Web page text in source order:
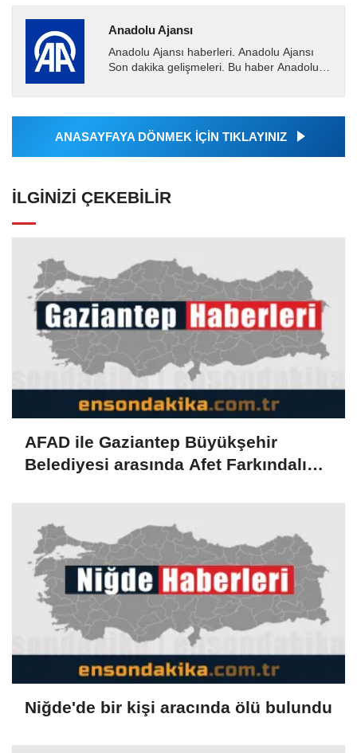
Anadolu Ajansı
Anadolu Ajansı haberleri. Anadolu Ajansı
Son dakika gelişmeleri. Bu haber Anadolu
Ajansı tarafından...
ANASAYFAYA DÖNMEK İÇİN TIKLAYINIZ
İLGINIZI ÇEKEBILIR
AFAD ile Gaziantep Büyükşehir
Belediyesi arasında Afet Farkındalık
protokolü
Niğde'de bir kişi aracında ölü bulundu